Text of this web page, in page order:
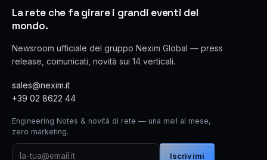
La rete che fa girare i grandi eventi del
mondo.
Newsroom ufficiale del gruppo Nexim Global — press
release, comunicati, novità sui 14 verticali.
sales@nexim.it
+39 02 8622 44
Engineering Notes & novità di rete — una mail al mese,
zero marketing.
Iscrivimi